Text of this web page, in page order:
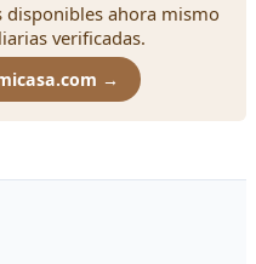
disponibles ahora mismo
verificadas.
→